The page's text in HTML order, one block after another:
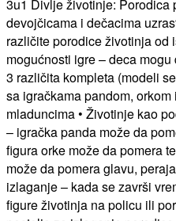
3u1 Divlje životinje: Porodica
devojčicama i dečacima
različite porodice životinja od
mogućnosti igre – deca
3 različita kompleta (modeli
sa igračkama pandom,
mladuncima • Životinje kao
– igračka panda može da
figura orke može da pomera
može da pomera glavu,
izlaganje – kada se završi
figure životinja na policu ili